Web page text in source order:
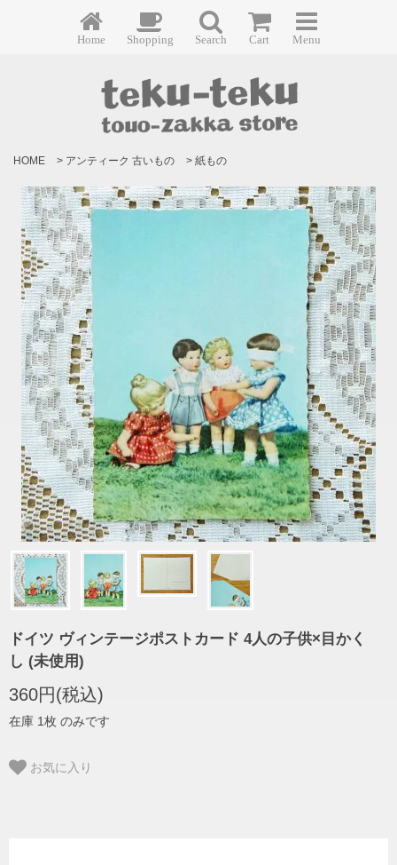
Home Shopping Search Cart Menu
HOME > アンティーク 古いもの > 紙もの
ドイツ ヴィンテージポストカード 4人の子供×目かく
し (未使用)
360円(税込)
在庫 1枚 のみです
お気に入り